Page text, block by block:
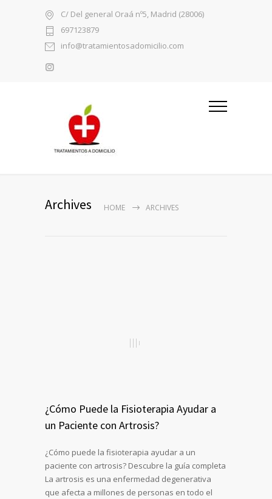
C/ Del general Oraá nº5, Madrid (28006)
697123879
info@tratamientosadomicilio.com
Archives HOME ARCHIVES
¿Cómo Puede la Fisioterapia Ayudar a
un Paciente con Artrosis?
¿Cómo puede la fisioterapia ayudar a un
paciente con artrosis? Descubre la guía completa
La artrosis es una enfermedad degenerativa
que afecta a millones de personas en todo el